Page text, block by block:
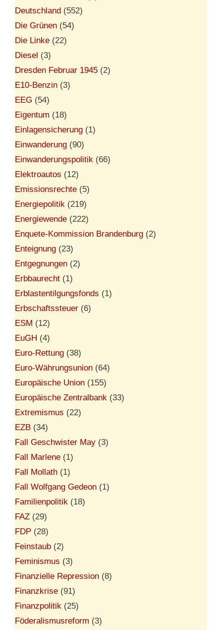
Deutschland (552)
Die Grünen (54)
Die Linke (22)
Diesel (3)
Dresden Februar 1945 (2)
E10-Benzin (3)
EEG (54)
Eigentum (18)
Einlagensicherung (1)
Einwanderung (90)
Einwanderungspolitik (66)
Elektroautos (12)
Emissionsrechte (5)
Energiepolitik (219)
Energiewende (222)
Enquete-Kommission Brandenburg (2)
Enteignung (23)
Entgegnungen (2)
Erbbaurecht (1)
Erblastentilgungsfonds (1)
Erbschaftssteuer (6)
ESM (12)
EuGH (4)
Euro-Rettung (38)
Euro-Währungsunion (64)
Europäische Union (155)
Europäische Zentralbank (33)
Extremismus (22)
EZB (34)
Fall Geschwister May (3)
Fall Marlene (1)
Fall Mollath (1)
Fall Wolfgang Gedeon (1)
Familienpolitik (18)
FAZ (29)
FDP (28)
Feinstaub (2)
Feminismus (3)
Finanzielle Repression (8)
Finanzkrise (91)
Finanzpolitik (25)
Föderalismusreform (3)